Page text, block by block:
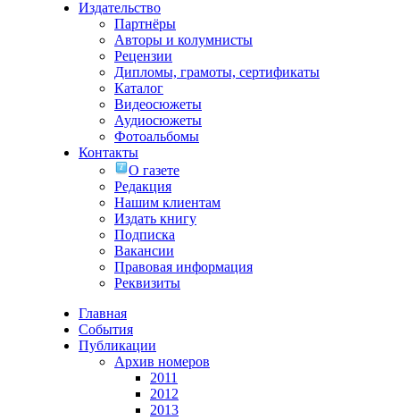
Издательство
Партнёры
Авторы и колумнисты
Рецензии
Дипломы, грамоты, сертификаты
Каталог
Видеосюжеты
Аудиосюжеты
Фотоальбомы
Контакты
О газете
Редакция
Нашим клиентам
Издать книгу
Подписка
Вакансии
Правовая информация
Реквизиты
Главная
События
Публикации
Архив номеров
2011
2012
2013